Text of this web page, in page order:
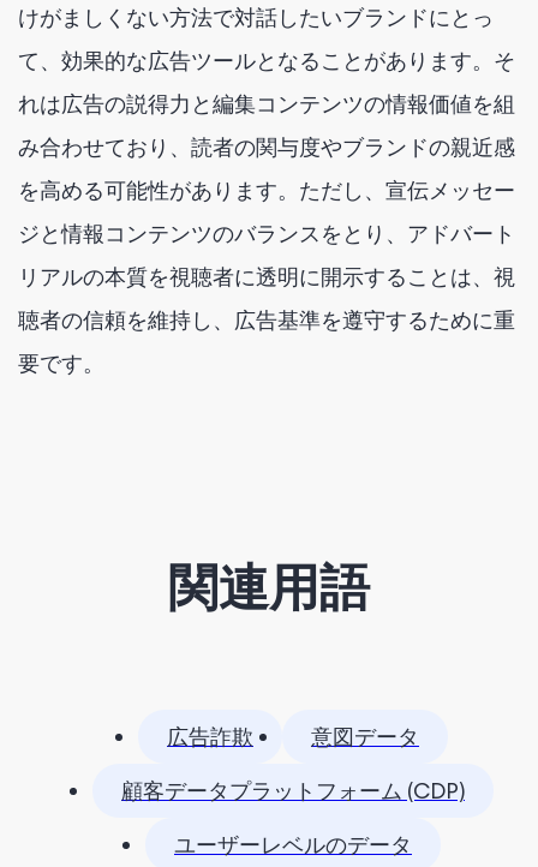
けがましくない方法で対話したいブランドにとっ
て、効果的な広告ツールとなることがあります。そ
れは広告の説得力と編集コンテンツの情報価値を組
み合わせており、読者の関与度やブランドの親近感
を高める可能性があります。ただし、宣伝メッセー
ジと情報コンテンツのバランスをとり、アドバート
リアルの本質を視聴者に透明に開示することは、視
聴者の信頼を維持し、広告基準を遵守するために重
要です。
関連用語
広告詐欺
意図データ
顧客データプラットフォーム (CDP)
ユーザーレベルのデータ